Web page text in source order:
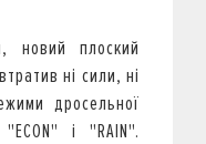
новий плоский
ні сили, ні
дросельної
і "RAIN".